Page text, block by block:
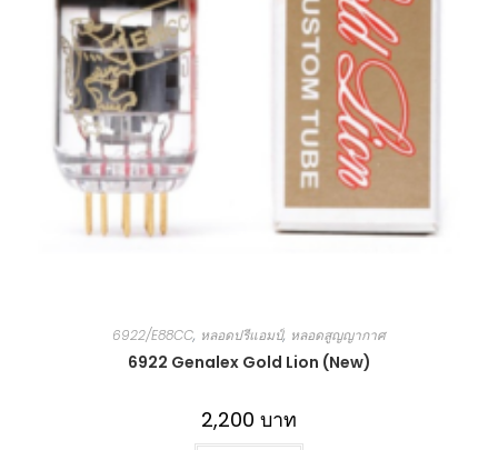
6922/E88CC, หลอดปรีแอมป์, หลอดสูญญากาศ
6922 Genalex Gold Lion (New)
2,200 บาท